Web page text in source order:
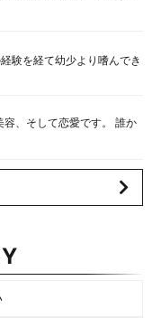
験を経て幼少より嗜んでき
、そして恋愛です。 誰か